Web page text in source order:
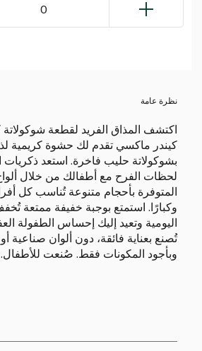
0
نظرة عامة
اكتشف المذاق الفريد لقطعة
كيندر ماكسي تقدم لك حشوة كريمية
بشوكولاتة حليب فاخرة. استعد
لحظات الفرح مع أطفالك من خلال
المتوفرة بأحجام متنوعة تُناسب كل
وكبارًا. استمتع بوجبة خفيفة ممتعة
اليومية وتعيد إليك إحساس الطفولة
تُصنع بعناية فائقة، دون ألوان صناعية
وبأجود المكونات فقط. صُنعت